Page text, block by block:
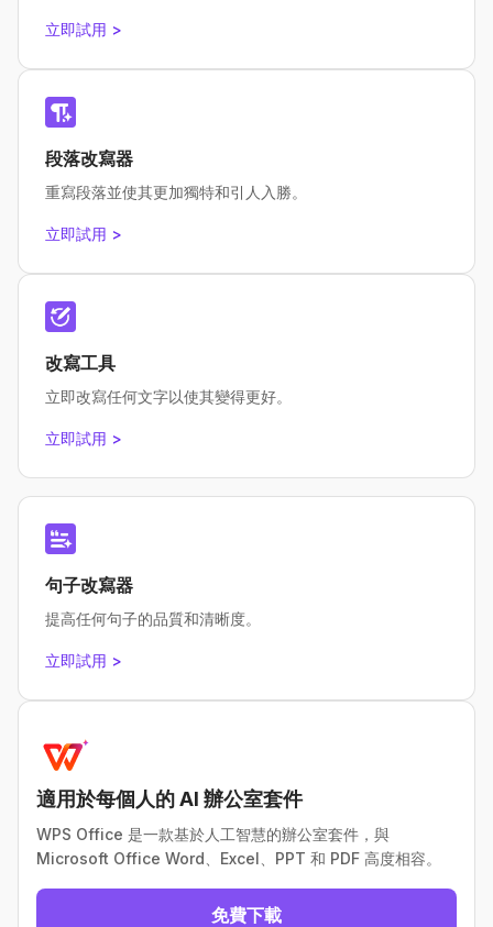
立即試用 >
段落改寫器
重寫段落並使其更加獨特和引人入勝。
立即試用 >
改寫工具
立即改寫任何文字以使其變得更好。
立即試用 >
句子改寫器
提高任何句子的品質和清晰度。
立即試用 >
適用於每個人的 AI 辦公室套件
WPS Office 是一款基於人工智慧的辦公室套件，與
Microsoft Office Word、Excel、PPT 和 PDF 高度相容。
免費下載